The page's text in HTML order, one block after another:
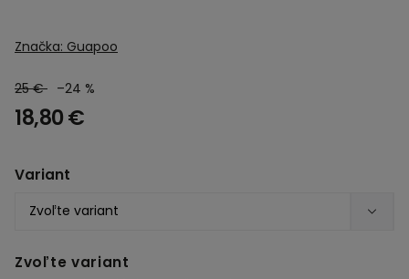
Značka: Guapoo
25 € –24 %
18,80 €
Zvoľte variant
Variant